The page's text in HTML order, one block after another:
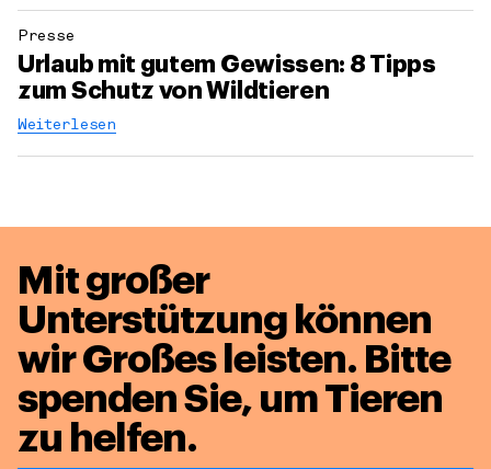
Presse
Urlaub mit gutem Gewissen: 8 Tipps
zum Schutz von Wildtieren
Weiterlesen
Mit großer
Unterstützung können
wir Großes leisten. Bitte
spenden Sie, um Tieren
zu helfen.